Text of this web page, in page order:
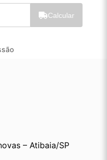
Calcular
– Atibaia/SP